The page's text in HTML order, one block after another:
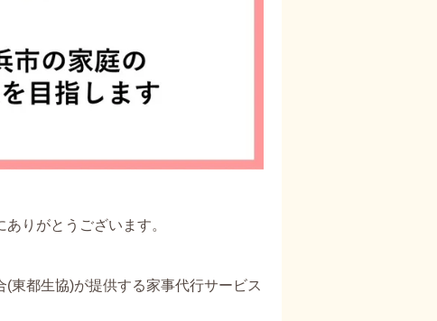
りがとうございます。
東都生協)が提供する家事代行サービス